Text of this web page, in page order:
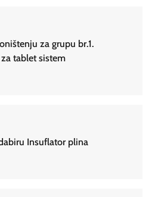
za grupu br.1.
tablet sistem
Insuflator plina